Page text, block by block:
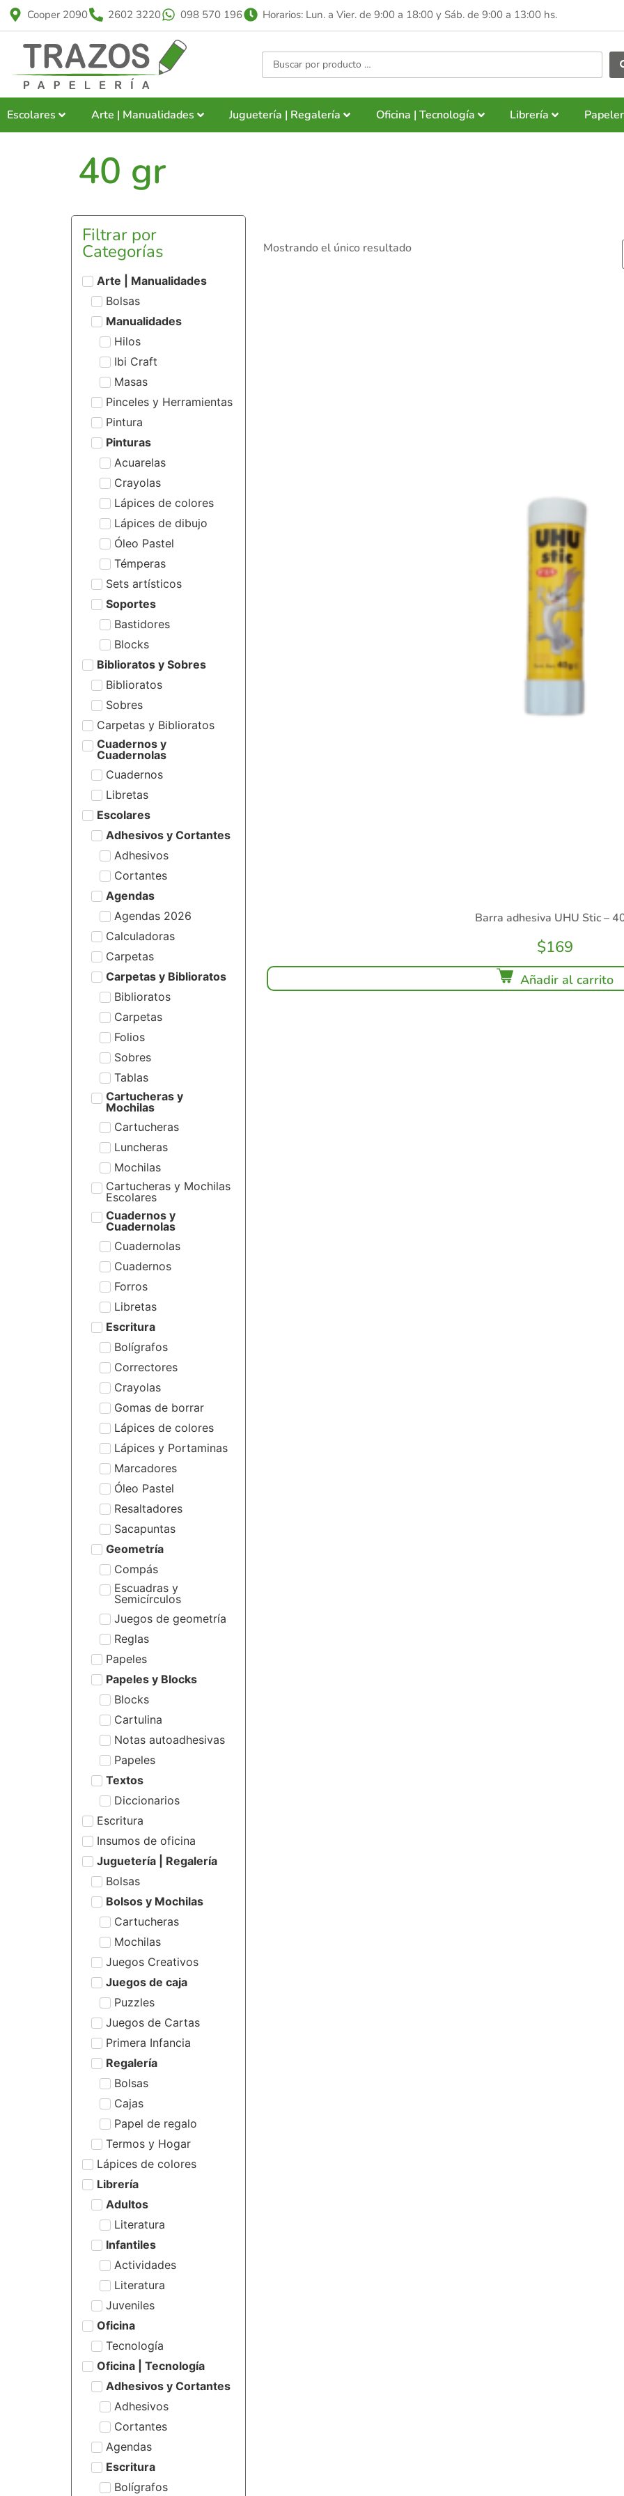
Cooper 2090 2602 3220 098 570 196 Horarios: Lun. a Vier. de 9:00 a 18:00 y Sáb. de 9:00 a 13:00 hs.
Escolares Arte | Manualidades Juguetería | Regalería Oficina | Tecnología Librería
40 gr
Filtrar por
Categorías
Arte | Manualidades
Bolsas
Manualidades
Hilos
Ibi Craft
Masas
Pinceles y Herramientas
Pintura
Pinturas
Acuarelas
Crayolas
Lápices de colores
Lápices de dibujo
Óleo Pastel
Témperas
Sets artísticos
Soportes
Bastidores
Blocks
Biblioratos y Sobres
Biblioratos
Sobres
Carpetas y Biblioratos
Cuadernos y
Cuadernolas
Cuadernos
Libretas
Escolares
Adhesivos y Cortantes
Adhesivos
Cortantes
Agendas
Agendas 2026
Calculadoras
Carpetas
Carpetas y Biblioratos
Biblioratos
Carpetas
Folios
Sobres
Tablas
Cartucheras y
Mochilas
Cartucheras
Luncheras
Mochilas
Cartucheras y Mochilas
Escolares
Cuadernos y
Cuadernolas
Cuadernolas
Cuadernos
Forros
Libretas
Escritura
Bolígrafos
Correctores
Crayolas
Gomas de borrar
Lápices de colores
Lápices y Portaminas
Marcadores
Óleo Pastel
Resaltadores
Sacapuntas
Geometría
Compás
Escuadras y
Semicírculos
Juegos de geometría
Reglas
Papeles
Papeles y Blocks
Blocks
Cartulina
Notas autoadhesivas
Papeles
Textos
Diccionarios
Escritura
Insumos de oficina
Juguetería | Regalería
Bolsas
Bolsos y Mochilas
Cartucheras
Mochilas
Juegos Creativos
Juegos de caja
Puzzles
Juegos de Cartas
Primera Infancia
Regalería
Bolsas
Cajas
Papel de regalo
Termos y Hogar
Lápices de colores
Librería
Adultos
Literatura
Infantiles
Actividades
Literatura
Juveniles
Oficina
Tecnología
Oficina | Tecnología
Adhesivos y Cortantes
Adhesivos
Cortantes
Agendas
Escritura
Bolígrafos
Mostrando el único resultado
Barra adhesiva UHU Stic –
$169
Añadir al carrito